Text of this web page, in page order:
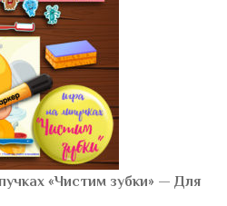
«Чистим зубки» — Для